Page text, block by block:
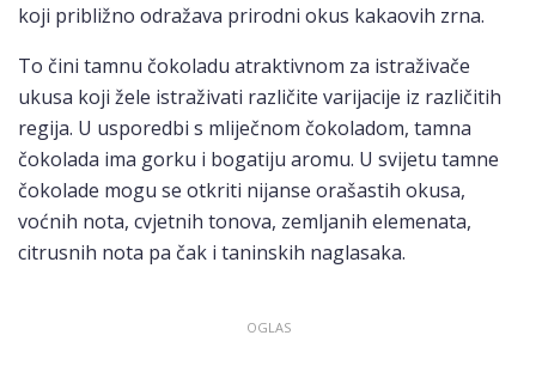
koji približno odražava prirodni okus kakaovih zrna.
To čini tamnu čokoladu atraktivnom za istraživače
ukusa koji žele istraživati različite varijacije iz različitih
regija. U usporedbi s mliječnom čokoladom, tamna
čokolada ima gorku i bogatiju aromu. U svijetu tamne
čokolade mogu se otkriti nijanse orašastih okusa,
voćnih nota, cvjetnih tonova, zemljanih elemenata,
citrusnih nota pa čak i taninskih naglasaka.